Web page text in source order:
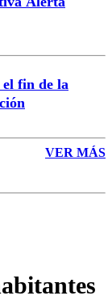
el fin de la
VER MÁS